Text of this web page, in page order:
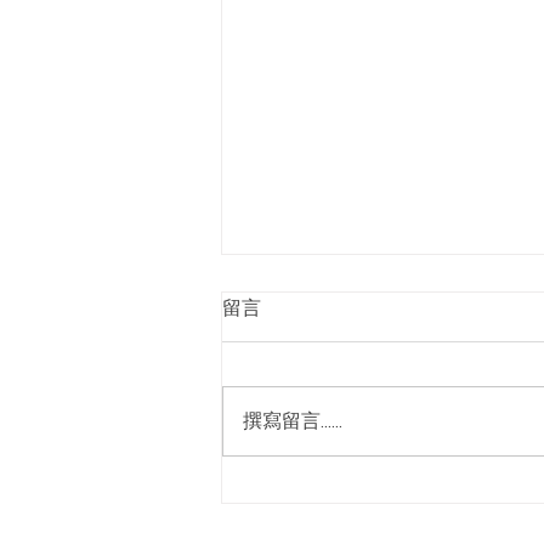
2025高雄按摩芳療spa
是否時常隱隱作痛？壓力與疲勞是
留言
撰寫留言......